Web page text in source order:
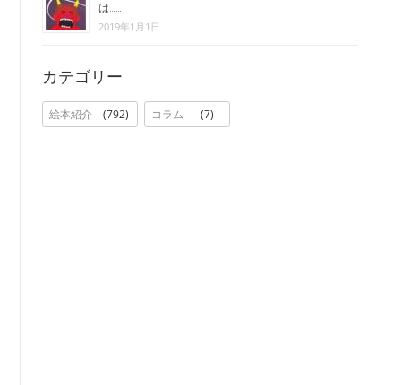
は……
2019年1月1日
カテゴリー
絵本紹介 792 コラム 7